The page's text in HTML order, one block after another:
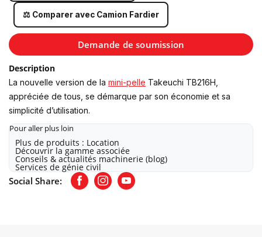
⚖️ Comparer avec Camion Fardier
Demande de soumission
Description
La nouvelle version de la mini-pelle Takeuchi TB216H,
appréciée de tous, se démarque par son économie et sa
simplicité d’utilisation.
Pour aller plus loin
Plus de produits : Location
Découvrir la gamme associée
Conseils & actualités machinerie (blog)
Services de génie civil
Social Share: FacebookInstagramYoutube